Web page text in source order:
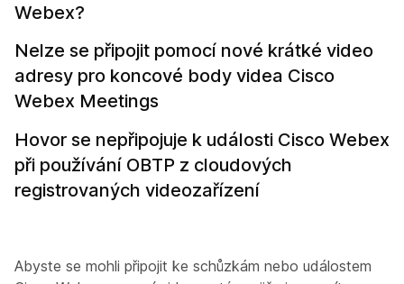
Webex?
Nelze se připojit pomocí nové krátké video
adresy pro koncové body videa Cisco
Webex Meetings
Hovor se nepřipojuje k události Cisco Webex
při používání OBTP z cloudových
registrovaných videozařízení
Abyste se mohli připojit ke schůzkám nebo událostem